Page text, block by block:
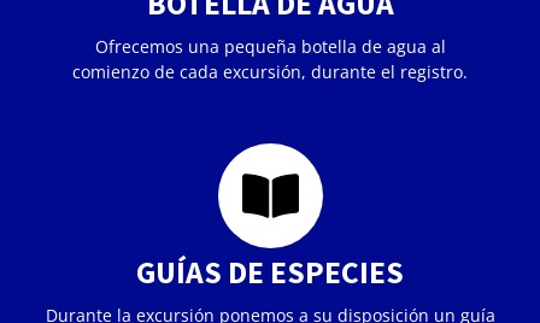
Ofrecemos una pequeña botella de agua al
comienzo de cada excursión, durante el registro.
GUÍAS DE ESPECIES
Durante la excursión ponemos a su disposición un guía